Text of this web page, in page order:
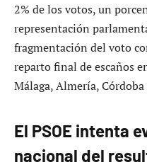
2% de los votos, un
representación
fragmentación del voto
reparto final de escaños
Málaga, Almería,
El PSOE intenta
nacional del